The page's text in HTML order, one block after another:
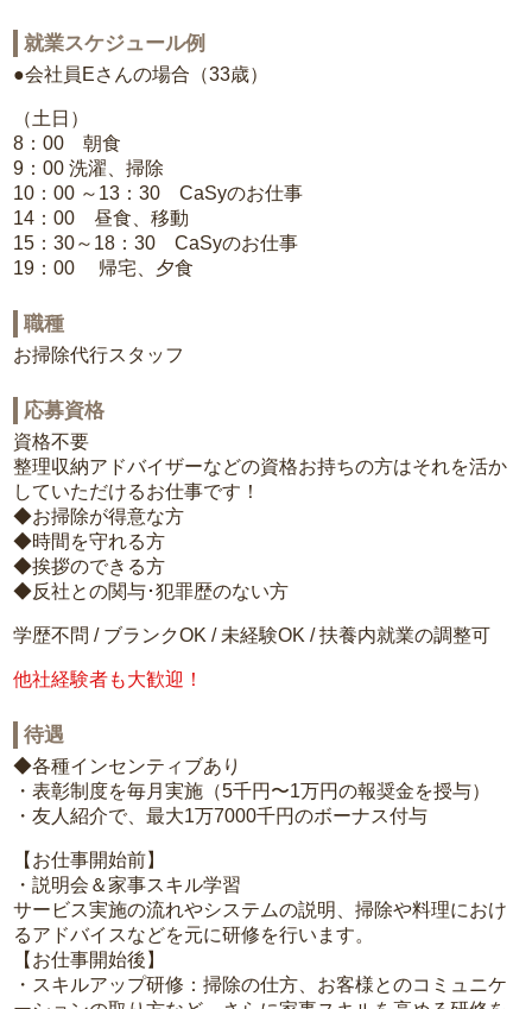
就業スケジュール例
●会社員Eさんの場合（33歳）
（土日）
8：00 朝食
9：00 洗濯、掃除
10：00 ～13：30 CaSyのお仕事
14：00 昼食、移動
15：30～18：30 CaSyのお仕事
19：00 帰宅、夕食
職種
お掃除代行スタッフ
応募資格
資格不要
整理収納アドバイザーなどの資格お持ちの方はそれを活か
していただけるお仕事です！
◆お掃除が得意な方
◆時間を守れる方
◆挨拶のできる方
◆反社との関与･犯罪歴のない方
学歴不問 / ブランクOK / 未経験OK / 扶養内就業の調整可
他社経験者も大歓迎！
待遇
◆各種インセンティブあり
・表彰制度を毎月実施（5千円〜1万円の報奨金を授与）
・友人紹介で、最大1万7000千円のボーナス付与
【お仕事開始前】
・説明会＆家事スキル学習
サービス実施の流れやシステムの説明、掃除や料理におけ
るアドバイスなどを元に研修を行います。
【お仕事開始後】
・スキルアップ研修：掃除の仕方、お客様とのコミュニケ